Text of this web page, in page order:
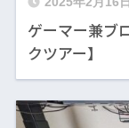
ゲーマー兼ブ
クツアー】